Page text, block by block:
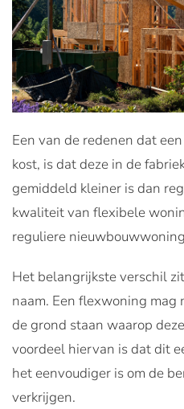
Een van de redenen dat
kost, is dat deze in de
gemiddeld kleiner is dan
kwaliteit van flexibele
reguliere
Het belangrijkste verschil
naam. Een flexwoning mag
de grond staan waarop
voordeel hiervan is dat dit
het eenvoudiger is om de
verkrijgen.